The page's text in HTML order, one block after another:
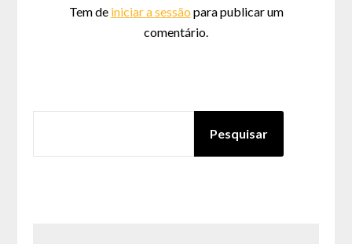
Tem de iniciar a sessão para publicar um
comentário.
Pesquisar